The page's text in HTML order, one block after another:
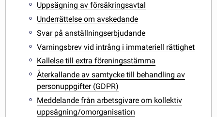
Uppsägning av försäkringsavtal
Underrättelse om avskedande
Svar på anställningserbjudande
Varningsbrev vid intrång i immateriell rättighet
Kallelse till extra föreningsstämma
Återkallande av samtycke till behandling av
personuppgifter (GDPR)
Meddelande från arbetsgivare om kollektiv
uppsägning/omorganisation